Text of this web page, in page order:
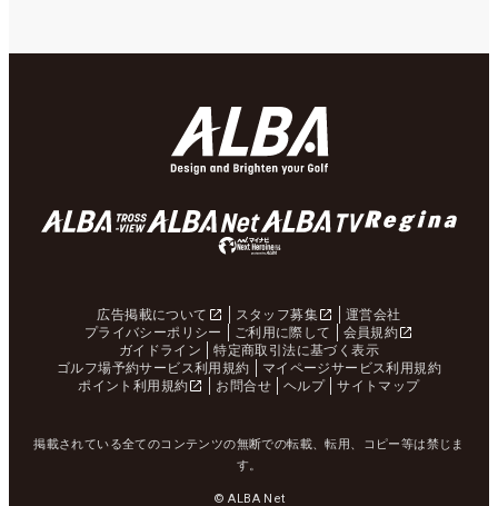
広告掲載について スタッフ募集
運営会社
プライバシーポリシー
ご利用に際して
会員規約
ガイドライン
特定商取引法に基づく表示
ゴルフ場予約サービス利用規約
マイページサービス利用規約
ポイント利用規約
お問合せ ヘルプ サイトマップ
掲載されている全てのコンテンツの無断での転載、転用、コピー等は禁じま
す。
© ALBA Net